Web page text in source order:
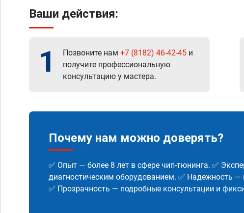
Ваши действия:
1 Позвоните нам +7 (8182) 46-42-45 и
получите профессиональную
консультацию у мастера.
Почему нам можно доверять?
✅ Опыт — более 8 лет в сфере чип-тюнинга. ✅
диагностическим оборудованием. ✅ Надежность —
✅ Прозрачность — подробные консультации и